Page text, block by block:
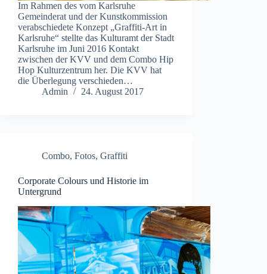
Im Rahmen des vom Karlsruhe
Gemeinderat und der Kunstkommission
verabschiedete Konzept „Graffiti-Art in
Karlsruhe“ stellte das Kulturamt der Stadt
Karlsruhe im Juni 2016 Kontakt
zwischen der KVV und dem Combo Hip
Hop Kulturzentrum her. Die KVV hat
die Überlegung verschieden…
Admin
24. August 2017
Combo, Fotos, Graffiti
Corporate Colours und Historie im
Untergrund